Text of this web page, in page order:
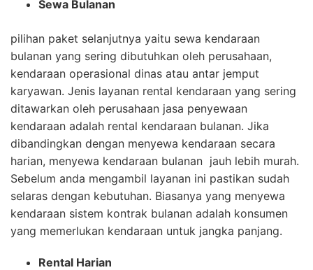
Sewa Bulanan
pilihan paket selanjutnya yaitu sewa kendaraan
bulanan yang sering dibutuhkan oleh perusahaan,
kendaraan operasional dinas atau antar jemput
karyawan. Jenis layanan rental kendaraan yang sering
ditawarkan oleh perusahaan jasa penyewaan
kendaraan adalah rental kendaraan bulanan. Jika
dibandingkan dengan menyewa kendaraan secara
harian, menyewa kendaraan bulanan jauh lebih murah.
Sebelum anda mengambil layanan ini pastikan sudah
selaras dengan kebutuhan. Biasanya yang menyewa
kendaraan sistem kontrak bulanan adalah konsumen
yang memerlukan kendaraan untuk jangka panjang.
Rental Harian